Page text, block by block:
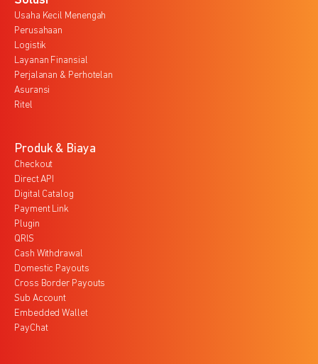
Usaha Kecil Menengah
Perusahaan
Logistik
Layanan Finansial
Perjalanan & Perhotelan
Asuransi
Ritel
Produk & Biaya
Checkout
Direct API
Digital Catalog
Payment Link
Plugin
QRIS
Cash Withdrawal
Domestic Payouts
Cross Border Payouts
Sub Account
Embedded Wallet
PayChat